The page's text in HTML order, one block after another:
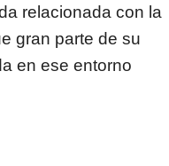
relacionada con la
gran parte de su
en ese entorno